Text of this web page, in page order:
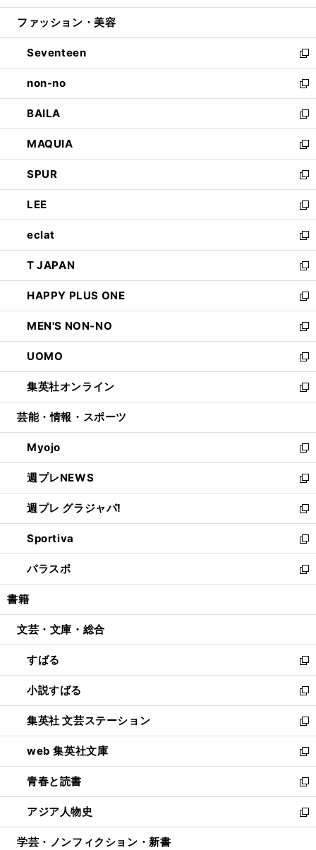
開
ウ
開
く
ン
ウ
で
開
く
ウ
ン
ド
ウ
で
開
く
ファッション・美容
Seventeen
新
し
い
ウ
ィ
ン
ド
ウ
で
開
く
non-no
新
し
い
ウ
ィ
ン
ド
ウ
で
開
く
BAILA
新
し
い
ウ
ィ
ン
ド
ウ
で
開
く
MAQUIA
新
し
い
ウ
ィ
ン
ド
ウ
で
開
く
SPUR
新
し
い
ウ
ィ
ン
ド
ウ
で
開
く
LEE
新
し
い
ウ
ィ
ン
ド
ウ
で
開
く
eclat
新
し
い
ウ
ィ
ン
ド
ウ
で
開
く
T JAPAN
新
し
い
ウ
ィ
ン
ド
ウ
で
開
HAPPY PLUS ONE
新
し
い
ウ
ィ
ン
ド
ウ
開
く
MEN'S NON-NO
新
し
い
ウ
ィ
ン
ウ
で
開
く
UOMO
新
し
い
ウ
ン
ド
ウ
で
開
く
集英社オンライン
新
し
ウ
ィ
ン
ド
ウ
で
開
く
芸能・情報・スポーツ
Myojo
新
し
い
ウ
ィ
ン
ド
ウ
で
開
週プレNEWS
新
し
い
ウ
ィ
ン
ド
ウ
開
週プレ グラジャパ!
新
し
い
ウ
ィ
ン
ウ
開
く
Sportiva
新
し
い
ウ
ン
ウ
で
開
く
パラスポ
新
し
ウ
ン
ド
ウ
で
開
く
書籍
文芸・文庫・総合
すばる
新
し
い
ウ
ィ
ン
ド
ウ
で
開
く
小説すばる
新
し
い
ウ
ィ
ン
ド
ウ
で
開
集英社 文芸ステーション
新
し
い
ウ
ィ
ン
ド
ウ
web 集英社文庫
新
し
い
ウ
ィ
ン
青春と読書
新
し
い
ウ
アジア人物史
新
し
学芸・ノンフィクション・新書